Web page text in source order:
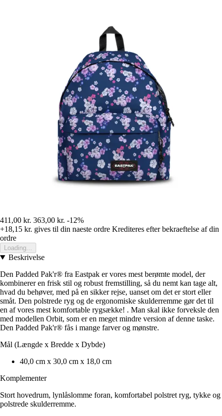
411,00 kr. 363,00 kr. -12%
+18,15 kr. gives til din naeste ordre Krediteres efter bekraeftelse af din
ordre
Loading...
Beskrivelse
Den Padded Pak'r® fra Eastpak er vores mest berømte model, der
kombinerer en frisk stil og robust fremstilling, så du nemt kan tage alt,
hvad du behøver, med på en sikker rejse, uanset om det er stort eller
småt. Den polstrede ryg og de ergonomiske skulderremme gør det til
en af vores mest komfortable rygsække! . Man skal ikke forveksle den
med modellen Orbit, som er en meget mindre version af denne taske.
Den Padded Pak'r® fås i mange farver og mønstre.
Mål (Længde x Bredde x Dybde)
40,0 cm x 30,0 cm x 18,0 cm
Komplementer
Stort hovedrum, lynlåslomme foran, komfortabel polstret ryg, tykke og
polstrede skulderremme.